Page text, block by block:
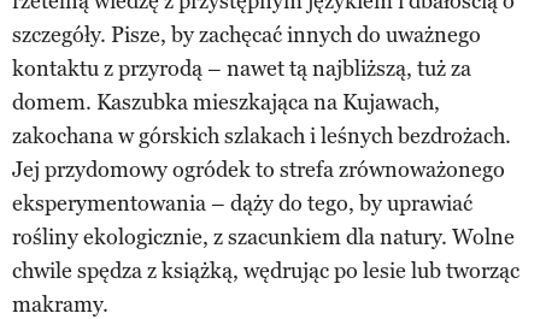
szczegóły. Pisze, by zachęcać innych do uważnego
kontaktu z przyrodą – nawet tą najbliższą, tuż za
domem. Kaszubka mieszkająca na Kujawach,
zakochana w górskich szlakach i leśnych bezdrożach.
Jej przydomowy ogródek to strefa zrównoważonego
eksperymentowania – dąży do tego, by uprawiać
rośliny ekologicznie, z szacunkiem dla natury. Wolne
chwile spędza z książką, wędrując po lesie lub tworząc
makramy.